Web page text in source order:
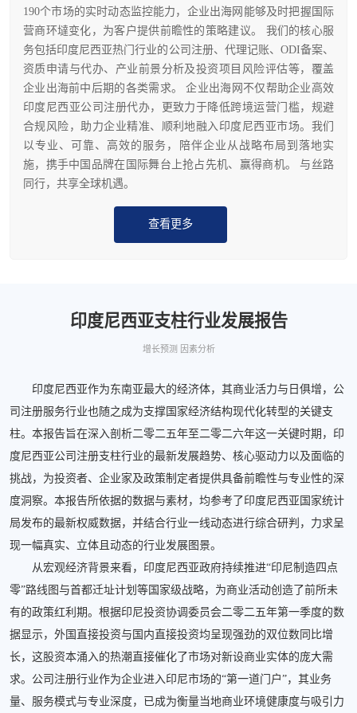
190个市场的实时动态监控能力，企业出海网能够及时把握国际
营商环墶变化，为客户提供前瞻性的策略建议。 我们的核心服
务包括印度尼西亚热门行业的公司注册、代理记账、ODI备案、
资质申请与代办、产业前景分析及投资项目风险评估等，覆盖
企业出海前中后期的各类需求。 企业出海网不仅帮助企业高效
印度尼西亚公司注册代办，更致力于降低跨境运营门槛，规避
合规风险，助力企业精准、顺利地融入印度尼西亚市场。我们
以专业、可靠、高效的服务，陪伴企业从战略布局到落地实
施，携手中国品牌在国际舞台上抢占先机、赢得商机。 与丝路
同行，共享全球机遇。
查看更多
印度尼西亚支柱行业发展报告
增长预测 因素分析
印度尼西亚作为东南亚最大的经济体，其商业活力与日俱增，公
司注册服务行业也随之成为支撑国家经济结构现代化转型的关键支
柱。本报告旨在深入剖析二零二五年至二零二六年这一关键时期，印
度尼西亚公司注册支柱行业的最新发展趋势、核心驱动力以及面临的
挑战，为投资者、企业家及政策制定者提供具备前瞻性与专业性的深
度洞察。本报告所依据的数据与素材，均参考了印度尼西亚国家统计
局发布的最新权威数据，并结合行业一线动态进行综合研判，力求呈
现一幅真实、立体且动态的行业发展图景。
从宏观经济背景来看，印度尼西亚政府持续推进“印尼制造四点
零”路线图与首都迁址计划等国家级战略，为商业活动创造了前所未
有的政策红利期。根据印尼投资协调委员会二零二五年第一季度的数
据显示，外国直接投资与国内直接投资均呈现强劲的双位数同比增
长，这股资本涌入的热潮直接催化了市场对新设商业实体的庞大需
求。公司注册行业作为企业进入印尼市场的“第一道门户”，其业务
量、服务模式与专业深度，已成为衡量当地商业环境健康度与吸引力